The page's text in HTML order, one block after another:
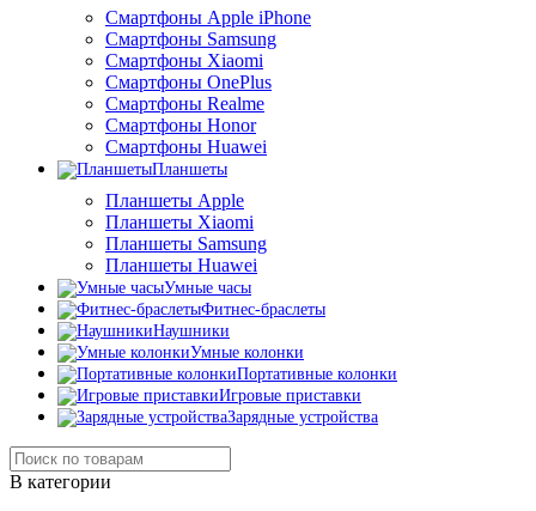
Смартфоны Apple iPhone
Смартфоны Samsung
Смартфоны Xiaomi
Смартфоны OnePlus
Смартфоны Realme
Смартфоны Honor
Смартфоны Huawei
Планшеты
Планшеты Apple
Планшеты Xiaomi
Планшеты Samsung
Планшеты Huawei
Умные часы
Фитнес-браслеты
Наушники
Умные колонки
Портативные колонки
Игровые приставки
Зарядные устройства
В категории